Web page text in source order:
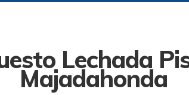
Lechada
Majadahonda